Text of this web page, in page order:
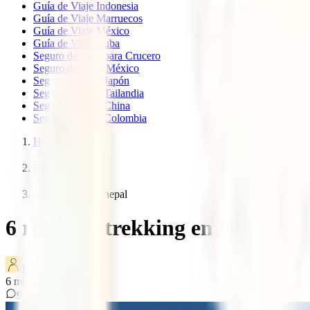
Guía de Viaje Indonesia
Guía de Viaje Marruecos
Guía de Viaje México
Guía de Viaje Cuba
Seguro de viaje para Crucero
Seguro de Viaje México
Seguro de viaje Japón
Seguro de viaje Tailandia
Seguro de viaje China
Seguro de viaje Colombia
Home
6 rutas trekking nepal
6 rutas de trekking en Nepal
6 minutos de lectura
9